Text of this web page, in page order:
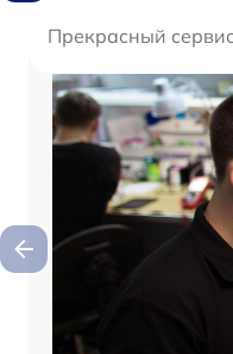
Прекрасный